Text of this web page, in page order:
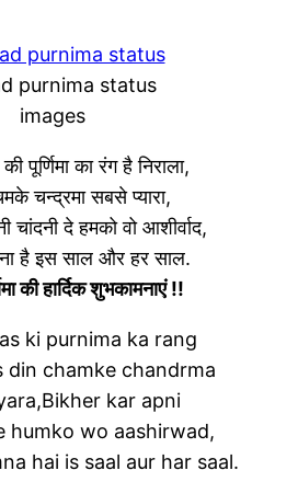
purnima status
images
पूर्णिमा का रंग है निराला,
चन्द्रमा सबसे प्यारा,
दे हमको वो आशीर्वाद,
है इस साल और हर साल.
की हार्दिक शुभकामनाएं !!
ki purnima ka rang
din chamke chandrma
kar apni
humko wo aashirwad,
hai is saal aur har saal.